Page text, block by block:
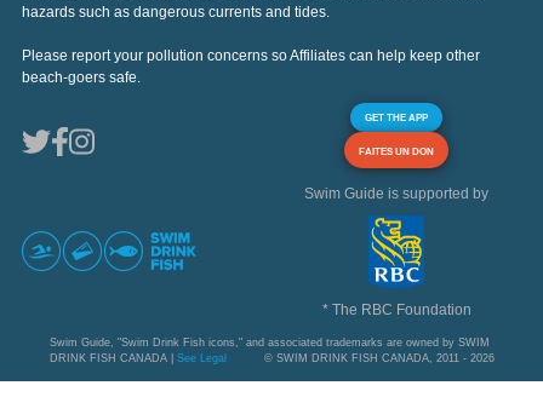
hazards such as dangerous currents and tides.
Please report your pollution concerns so Affiliates can help keep other
beach-goers safe.
GET THE APP
FAITES UN DON
Swim Guide is supported by
* The RBC Foundation
Swim Guide, "Swim Drink Fish icons," and associated trademarks are owned by SWIM
DRINK FISH CANADA | See Legal © SWIM DRINK FISH CANADA, 2011 - 2026